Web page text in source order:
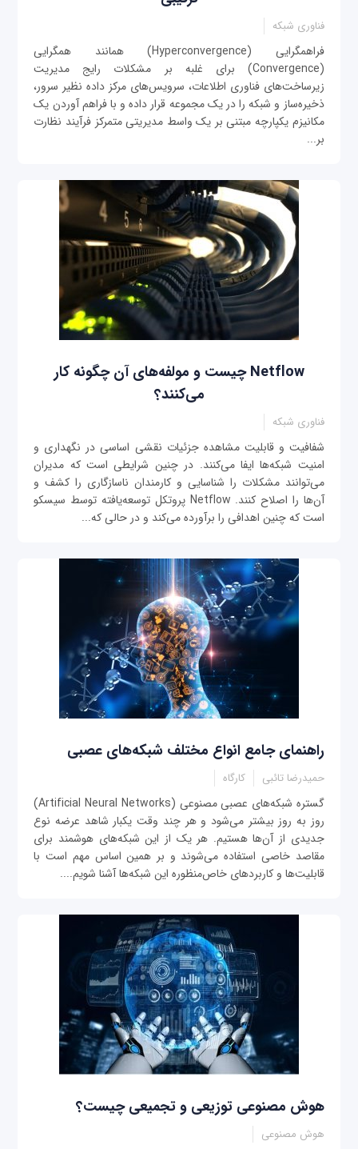
فناوری شبکه
فراهمگرایی (Hyperconvergence) همانند همگرایی
(Convergence) برای غلبه بر مشکلات رایج مدیریت
زیرساخت‌های ‌فناوری‌ اطلاعات، سرویس‌های مرکز داده نظیر سرور،
ذخیره‌ساز و شبکه را در یک مجموعه قرار داده و با فراهم آوردن یک
مکانیزم یکپارچه مبتنی بر یک واسط مدیریتی متمرکز فرآیند نظارت
بر...
Netflow چیست و مولفه‌های آن چگونه کار
می‌کنند؟
فناوری شبکه
شفافيت و قابلیت مشاهده جزئیات نقشی اساسی در نگهداری و
امنیت شبکه‌ها ایفا می‌کنند. در چنین شرایطی است كه مدیران
می‌توانند مشکلات را شناسایی و کارمندان ناسازگاری را کشف و
آن‌ها را اصلاح کنند. Netflow پروتکل توسعه‌یافته توسط سیسکو
است که چنین اهدافی را برآورده می‌کند و در حالی که...
راهنمای جامع انواع مختلف شبکه‌های عصبی
حمیدرضا تائبی کارگاه
‌گستره شبکه‌های عصبی مصنوعی (Artificial Neural Networks)
روز به روز بیشتر می‌شود و هر چند وقت یکبار شاهد عرضه نوع
جدیدی از آن‌ها هستیم. هر یک از این شبکه‌های هوشمند برای
مقاصد خاصی استفاده می‌شوند و بر همین اساس مهم است با
قابلیت‌ها و کاربردهای خاص‌منظوره این شبکه‌ها آشنا شویم....
هوش مصنوعی توزیعی و تجمیعی چیست؟
هوش مصنوعی